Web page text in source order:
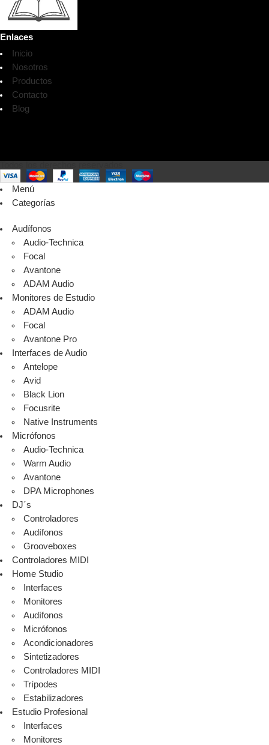
Enlaces
Inicio
Nosotros
Productos
Contacto
Blog
Menú
Categorías
Audífonos
Audio-Technica
Focal
Avantone
ADAM Audio
Monitores de Estudio
ADAM Audio
Focal
Avantone Pro
Interfaces de Audio
Antelope
Avid
Black Lion
Focusrite
Native Instruments
Micrófonos
Audio-Technica
Warm Audio
Avantone
DPA Microphones
DJ´s
Controladores
Audífonos
Grooveboxes
Controladores MIDI
Home Studio
Interfaces
Monitores
Audífonos
Micrófonos
Acondicionadores
Sintetizadores
Controladores MIDI
Trípodes
Estabilizadores
Estudio Profesional
Interfaces
Monitores